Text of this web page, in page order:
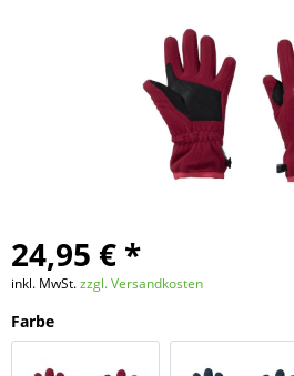
24,95 € *
inkl. MwSt.zzgl. Versandkosten
Farbe